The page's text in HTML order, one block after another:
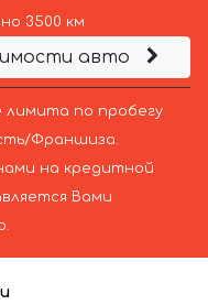
3500 км
авто
лимита по пробегу
Франшиза.
на кредитной
Вами